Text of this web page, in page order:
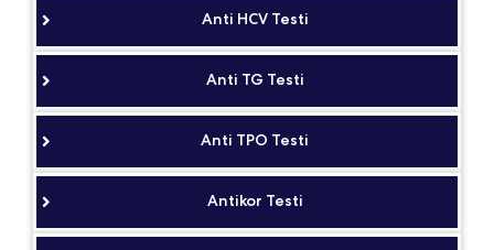
Anti HCV Testi
Anti TG Testi
Anti TPO Testi
Antikor Testi